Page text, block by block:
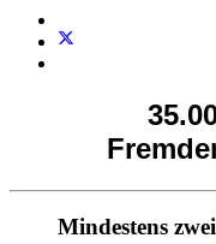
Mindestens